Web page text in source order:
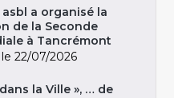
asbl a organisé la
de la Seconde
à Tancrémont
le 22/07/2026
la Ville », … de